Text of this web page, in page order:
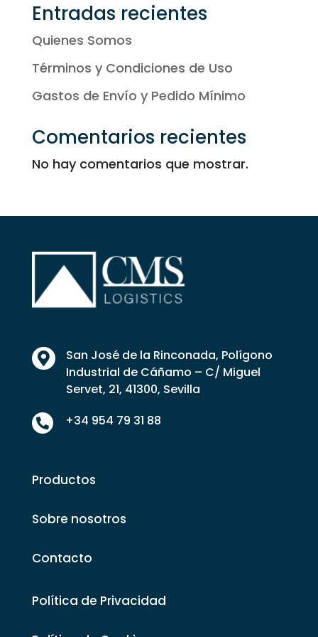
Entradas recientes
Quienes Somos
Términos y Condiciones de Uso
Gastos de Envío y Pedido Mínimo
Comentarios recientes
No hay comentarios que mostrar.

San José de la Rinconada, Polígono
Industrial de Cáñamo – C/ Miguel
Servet, 21, 41300, Sevilla
 +34 954 79 31 88
Productos
Sobre nosotros
Contacto
Política de Privacidad